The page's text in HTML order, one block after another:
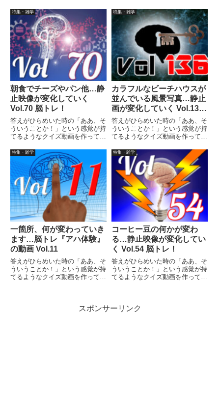
画に答えはありませんので、最後
まで繰り返し見られます。
画に答えはありませんので、最後
まで繰り返し見られます。
特集・雑学
朝食でチーズやパン他…静
止映像が変化していく
Vol.70 脳トレ！
答えがひらめいた時の「ああ、そ
ういうことか！」という感覚が持
てるようなクイズ動画を作ってみ
画に答えはありませんので、最後
まで繰り返し見られます。
特集・雑学
カラフルなビーチハウスが
並んでいる風景写真…静止
画が変化していく Vol.136
脳トレ！
答えがひらめいた時の「ああ、そ
ういうことか！」という感覚が持
てるようなクイズ動画を作ってみ
画に答えはありませんので、最後
まで繰り返し見られます。
特集・雑学
一箇所、何が変わっていき
ます…脳トレ『アハ体験』
の動画 Vol.11
答えがひらめいた時の「ああ、そ
ういうことか！」という感覚が持
てるようなクイズ動画を作ってみ
特集・雑学
コーヒー豆の何かが変わ
る…静止映像が変化してい
く Vol.54 脳トレ！
答えがひらめいた時の「ああ、そ
ういうことか！」という感覚が持
てるようなクイズ動画を作ってみ
スポンサーリンク